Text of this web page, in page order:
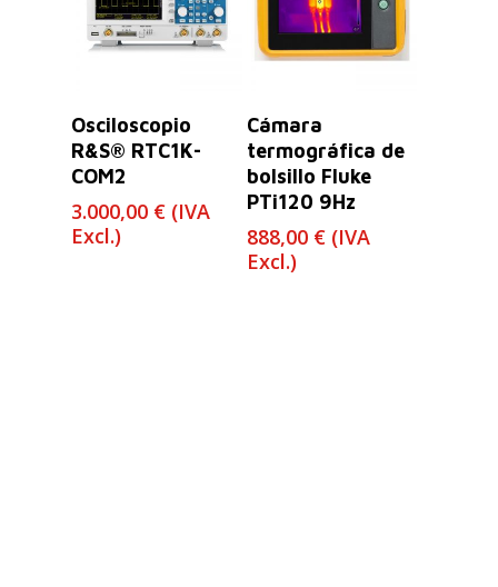
Leer Más
Osciloscopio
R&S® RTC1K-
COM2
3.000,00 € (IVA
Excl.)
Cámara
termográfica de
bolsillo Fluke
PTi120 9Hz
888,00 € (IVA
Excl.)